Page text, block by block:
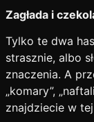
Zagłada i
Tylko te dwa
strasznie, albo
znaczenia. A
„komary”,
znajdziecie w